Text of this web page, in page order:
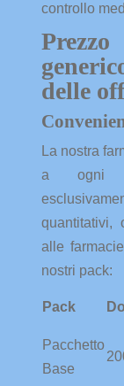
controllo
delle
La nostra
a ogni
quantitativi,
alle
nostri pack:
Pack
Pacchetto
Base